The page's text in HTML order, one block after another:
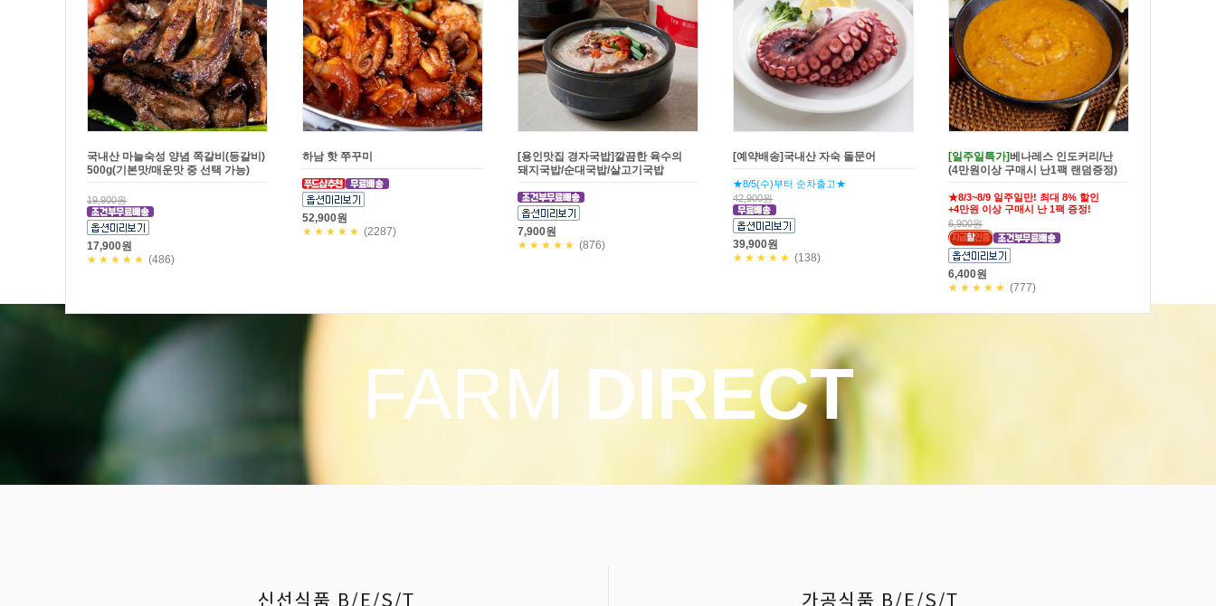
[문꼼꼼]BAS 캡슐형 세탁조 클리너
(20개입)
★8/9 일요일까지만! 29,200원 할인!
공구한정판매!
49,000원
19,800원
[문꼼꼼]제주흑돼지 연탄불고기 2종
★8/9 일요일까지만! 3일만! 5,800원
할인! 공구한정판매!
35,600원
[배꼽집]수요미식회 한우 안동국밥
37,900원
★★★★★ (229)
[강고집] 바삭한 쌀가루를 입힌 쌀바삭
(쥐포40g+청양마요소스20g)
30,000원
20,900원
가시제거 국내산 순살고등어
25,900원
★★★★★(19)
FARM DIRECT